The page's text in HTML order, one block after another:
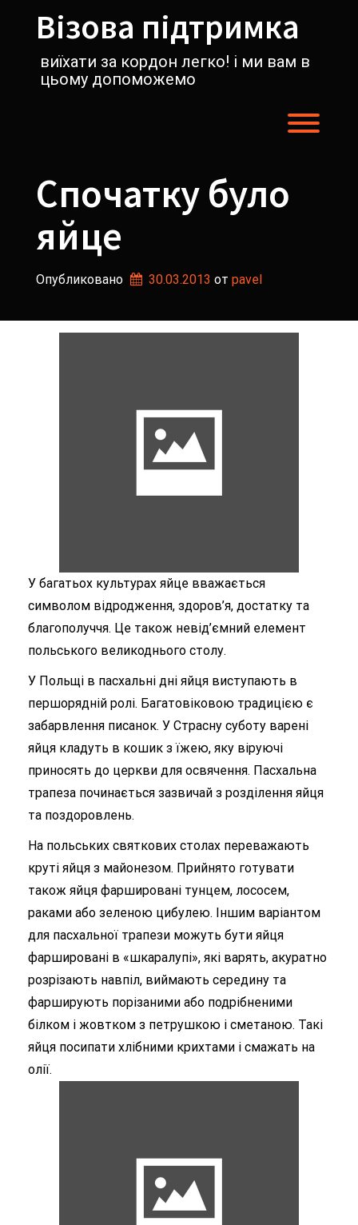
содержимомуВізова підтримка
виїхати за кордон легко! і ми вам в
цьому допоможемо
Спочатку було
яйце
Опубликовано 30.03.2013 от pavel
У багатьох культурах яйце вважається
символом відродження, здоров’я, достатку та
благополуччя. Це також невід’ємний елемент
польського великоднього столу.
У Польщі в пасхальні дні яйця виступають в
першорядній ролі. Багатовіковою традицією є
забарвлення писанок. У Страсну суботу варені
яйця кладуть в кошик з їжею, яку віруючі
приносять до церкви для освячення. Пасхальна
трапеза починається зазвичай з розділення яйця
та поздоровлень.
На польських святкових столах переважають
круті яйця з майонезом. Прийнято готувати
також яйця фаршировані тунцем, лососем,
раками або зеленою цибулею. Іншим варіантом
для пасхальної трапези можуть бути яйця
фаршировані в «шкаралупі», які варять, акуратно
розрізають навпіл, виймають середину та
фарширують порізаними або подрібненими
білком і жовтком з петрушкою і сметаною. Такі
яйця посипати хлібними крихтами і смажать на
олії.